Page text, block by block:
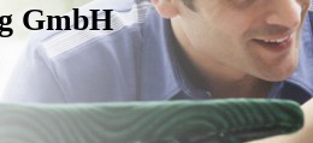
GmbH